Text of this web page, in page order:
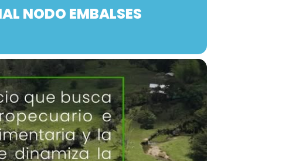
NODO EMBALSES